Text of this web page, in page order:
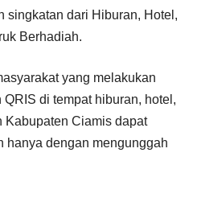
singkatan dari Hiburan, Hotel,
Berhadiah.
yang melakukan
di tempat hiburan, hotel,
Kabupaten Ciamis dapat
hanya dengan mengunggah